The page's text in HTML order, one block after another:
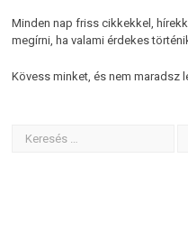
Minden nap friss cikkekkel,
megírni, ha valami érdekes
Kövess minket, és nem maradsz